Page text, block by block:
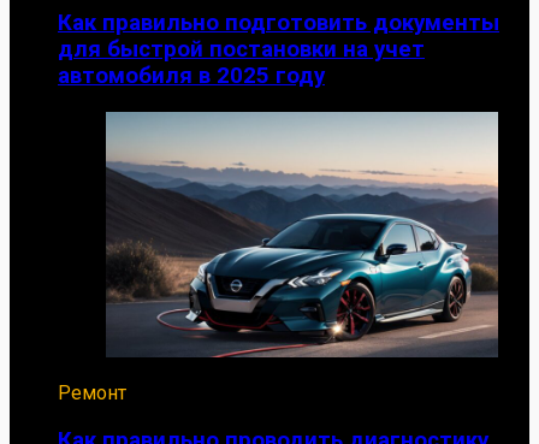
Как правильно подготовить документы
для быстрой постановки на учет
автомобиля в 2025 году
Ремонт